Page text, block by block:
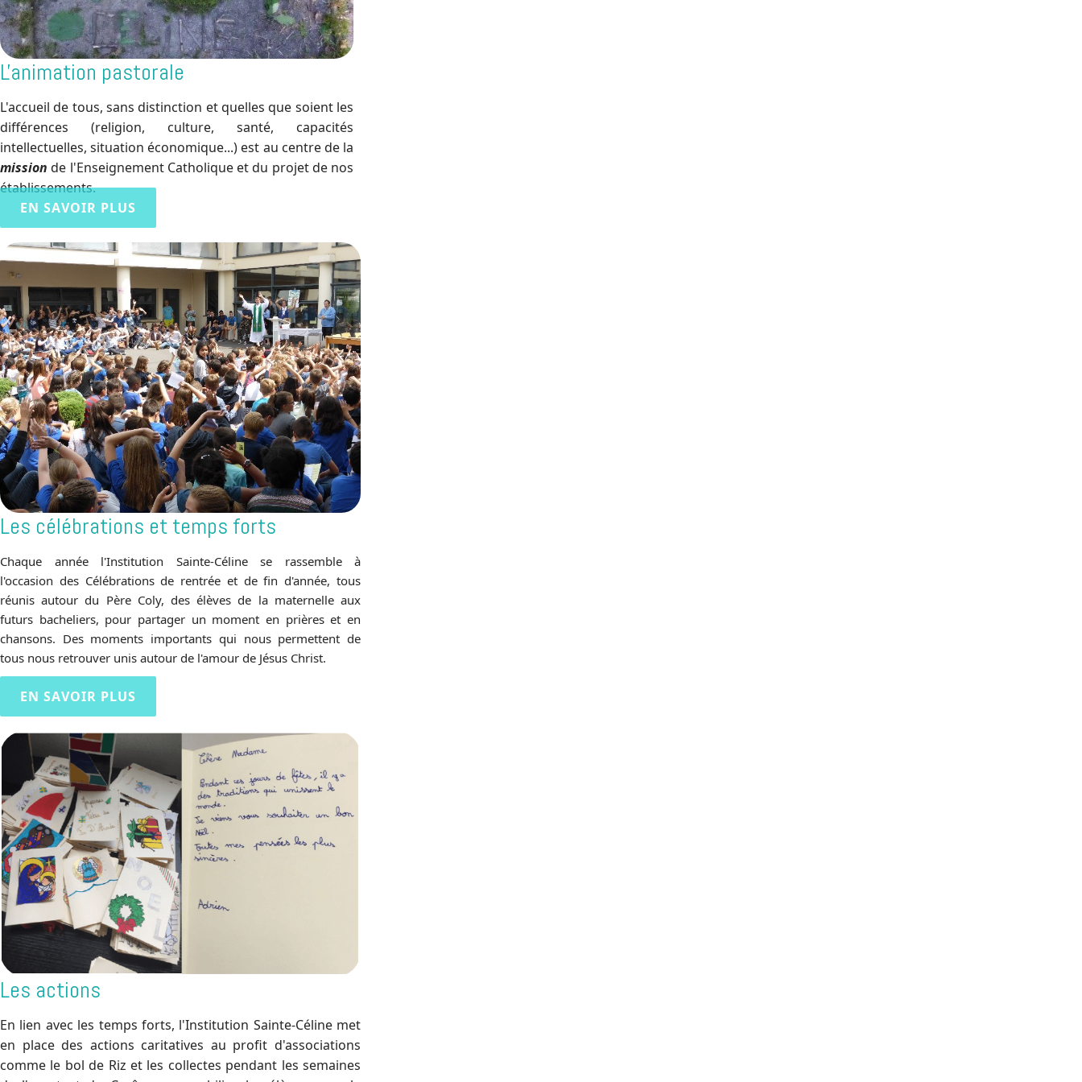
L'animation pastorale
L'accueil de tous, sans distinction et quelles que soient les
différences (religion, culture, santé, capacités
intellectuelles, situation économique...) est au centre de la
mission de l'Enseignement Catholique et du projet de nos
établissements.
EN SAVOIR PLUS
Les célébrations et temps forts
Chaque année l'Institution Sainte-Céline se rassemble à
l'occasion des Célébrations de rentrée et de fin d'année, tous
réunis autour du Père Coly, des élèves de la maternelle aux
futurs bacheliers, pour partager un moment en prières et en
chansons. Des moments importants qui nous permettent de
tous nous retrouver unis autour de l'amour de Jésus Christ.
EN SAVOIR PLUS
Les actions
En lien avec les temps forts, l'Institution Sainte-Céline met
en place des actions caritatives au profit d'associations
comme le bol de Riz et les collectes pendant les semaines